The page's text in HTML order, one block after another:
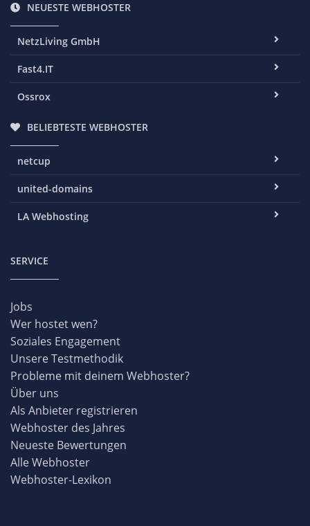
NEUESTE WEBHOSTER
NetzLiving GmbH
Fast4.IT
Ossrox
BELIEBTESTE WEBHOSTER
netcup
united-domains
LA Webhosting
SERVICE
Jobs
Wer hostet wen?
Soziales Engagement
Unsere Testmethodik
Probleme mit deinem Webhoster?
Über uns
Als Anbieter registrieren
Webhoster des Jahres
Neueste Bewertungen
Alle Webhoster
Webhoster-Lexikon